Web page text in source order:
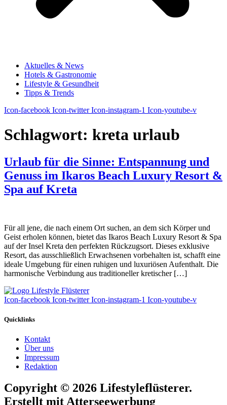
Aktuelles & News
Hotels & Gastronomie
Lifestyle & Gesundheit
Tipps & Trends
Icon-facebook Icon-twitter Icon-instagram-1 Icon-youtube-v
Schlagwort: kreta urlaub
Urlaub für die Sinne: Entspannung und
Genuss im Ikaros Beach Luxury Resort &
Spa auf Kreta
Für all jene, die nach einem Ort suchen, an dem sich Körper und
Geist erholen können, bietet das Ikaros Beach Luxury Resort & Spa
auf der Insel Kreta den perfekten Rückzugsort. Dieses exklusive
Resort, das ausschließlich Erwachsenen vorbehalten ist, schafft eine
ideale Umgebung für einen ruhigen und luxuriösen Aufenthalt. Die
harmonische Verbindung aus traditioneller kretischer […]
Icon-facebook Icon-twitter Icon-instagram-1 Icon-youtube-v
Quicklinks
Kontakt
Über uns
Impressum
Redaktion
Copyright © 2026 Lifestyleflüsterer.
Erstellt mit Atterseewerbung